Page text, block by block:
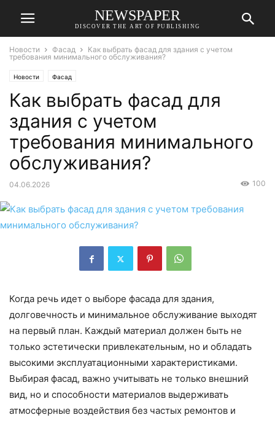
NEWSPAPER
DISCOVER THE ART OF PUBLISHING
Новости Фасад
Как выбрать фасад для здания с учетом
требования минимального обслуживания?
Новости Фасад
Как выбрать фасад для
здания с учетом
требования минимального
обслуживания?
04.06.2026 100
Когда речь идет о выборе фасада для здания,
долговечность и минимальное обслуживание выходят
на первый план. Каждый материал должен быть не
только эстетически привлекательным, но и обладать
высокими эксплуатационными характеристиками.
Выбирая фасад, важно учитывать не только внешний
вид, но и способности материалов выдерживать
атмосферные воздействия без частых ремонтов и